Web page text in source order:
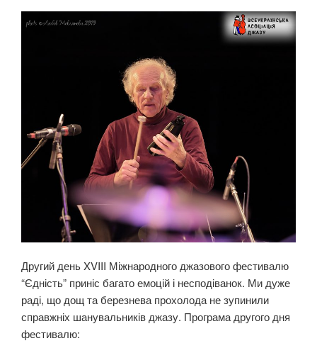
Другий день XVIII Міжнародного джазового фестивалю
“Єдність” приніс багато емоцій і несподіванок. Ми дуже
раді, що дощ та березнева прохолода не зупинили
справжніх шанувальників джазу. Програма другого дня
фестивалю: